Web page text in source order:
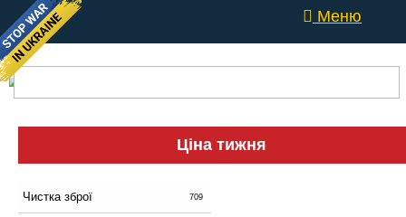
Меню
Ціна тижня
Чистка зброї 709